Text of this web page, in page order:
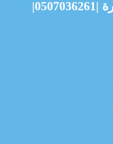
شركة مكافحة الثعابين في الفجيرة |0507036261|